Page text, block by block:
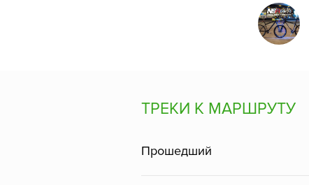
ТРЕКИ К МАРШРУТУ
Прошедший